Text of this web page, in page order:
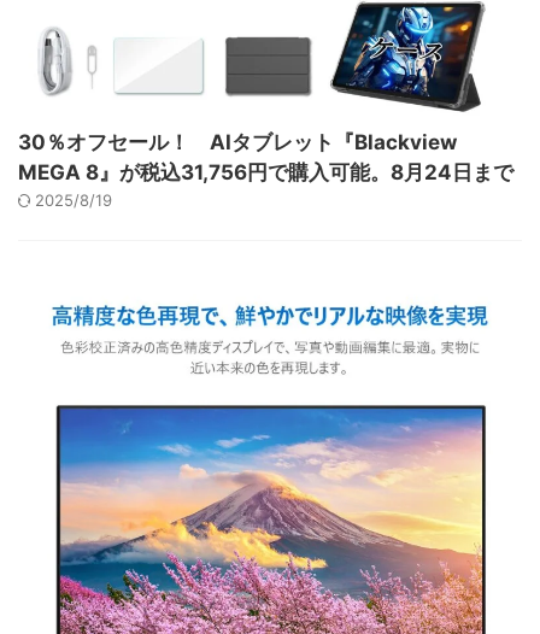
30％オフセール！ AIタブレット『Blackview
MEGA 8』が税込31,756円で購入可能。8月24日まで
2025/8/19